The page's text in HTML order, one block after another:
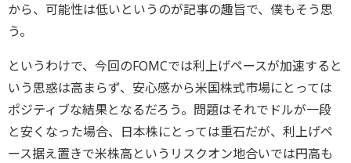
から、可能性は低いというのが記事の趣旨で、僕もそう思
う。
というわけで、今回のFOMCでは利上げペースが加速すると
いう思惑は高まらず、安心感から米国株式市場にとっては
ポジティブな結果となるだろう。問題はそれでドルが一段
と安くなった場合、日本株にとっては重石だが、利上げペ
ース据え置きで米株高というリスクオン地合いでは円高も